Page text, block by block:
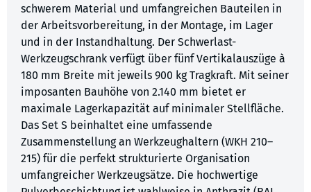
schwerem Material und umfangreichen Bauteilen in
der Arbeitsvorbereitung, in der Montage, im Lager
und in der Instandhaltung. Der Schwerlast-
Werkzeugschrank verfügt über fünf Vertikalauszüge à
180 mm Breite mit jeweils 900 kg Tragkraft. Mit seiner
imposanten Bauhöhe von 2.140 mm bietet er
maximale Lagerkapazität auf minimaler Stellfläche.
Das Set S beinhaltet eine umfassende
Zusammenstellung an Werkzeughaltern (WKH 210–
215) für die perfekt strukturierte Organisation
umfangreicher Werkzeugsätze. Die hochwertige